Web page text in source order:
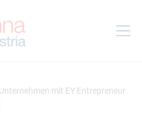
mit EY Entrepreneur